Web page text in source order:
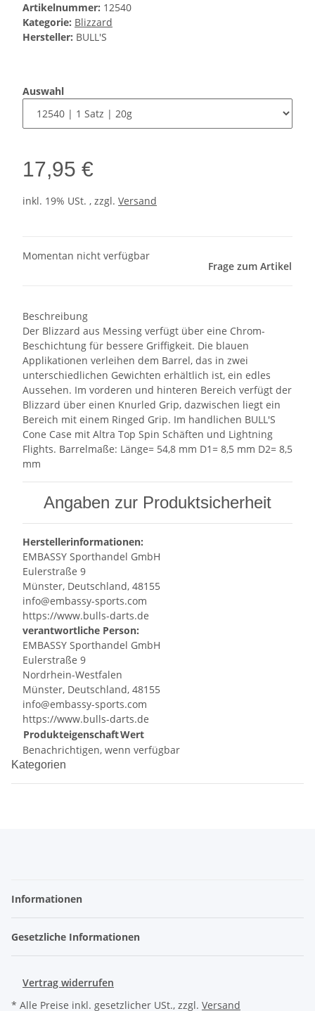
Artikelnummer: 12540
Kategorie: Blizzard
Hersteller: BULL'S
Auswahl
17,95 €
inkl. 19% USt. , zzgl. Versand
Momentan nicht verfügbar
Frage zum Artikel
Beschreibung
Der Blizzard aus Messing verfügt über eine Chrom-
Beschichtung für bessere Griffigkeit. Die blauen
Applikationen verleihen dem Barrel, das in zwei
unterschiedlichen Gewichten erhältlich ist, ein edles
Aussehen. Im vorderen und hinteren Bereich verfügt der
Blizzard über einen Knurled Grip, dazwischen liegt ein
Bereich mit einem Ringed Grip. Im handlichen BULL'S
Cone Case mit Altra Top Spin Schäften und Lightning
Flights. Barrelmaße: Länge= 54,8 mm D1= 8,5 mm D2= 8,5
mm
Angaben zur Produktsicherheit
Herstellerinformationen:
EMBASSY Sporthandel GmbH
Eulerstraße 9
Münster, Deutschland, 48155
info@embassy-sports.com
https://www.bulls-darts.de
verantwortliche Person:
EMBASSY Sporthandel GmbH
Eulerstraße 9
Nordrhein-Westfalen
Münster, Deutschland, 48155
info@embassy-sports.com
https://www.bulls-darts.de
ProdukteigenschaftWert
Benachrichtigen, wenn verfügbar
Kategorien
Informationen
Gesetzliche Informationen
Vertrag widerrufen
* Alle Preise inkl. gesetzlicher USt., zzgl. Versand